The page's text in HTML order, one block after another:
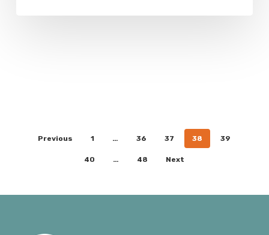
Previous 1 … 36 37 38 39
40 … 48 Next